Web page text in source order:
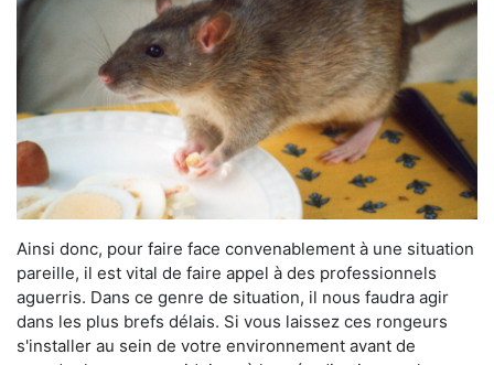
Ainsi donc, pour faire face convenablement à une situation
pareille, il est vital de faire appel à des professionnels
aguerris. Dans ce genre de situation, il nous faudra agir
dans les plus brefs délais. Si vous laissez ces rongeurs
s'installer au sein de votre environnement avant de